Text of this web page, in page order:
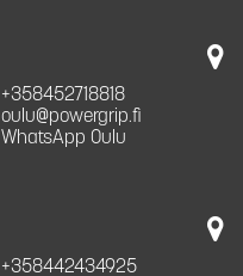
+358452718818
oulu@powergrip.fi
WhatsApp Oulu
+358442434925